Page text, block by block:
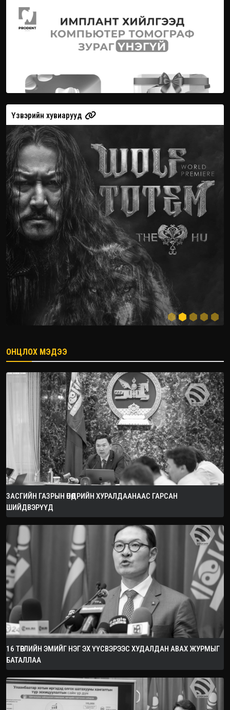
Үзвэрийн хувиарууд
2026.08.08
ОНЦЛОХ МЭДЭЭ
ЗАСГИЙН ГАЗРЫН ӨНӨӨДРИЙН ХУРАЛДААНААС ГАРСАН
ШИЙДВЭРҮҮД
16 ТӨРЛИЙН ЭМИЙГ НЭГ ЭХ ҮҮСВЭРЭЭС ХУДАЛДАН АВАХ ЖУРМЫГ
БАТАЛЛАА